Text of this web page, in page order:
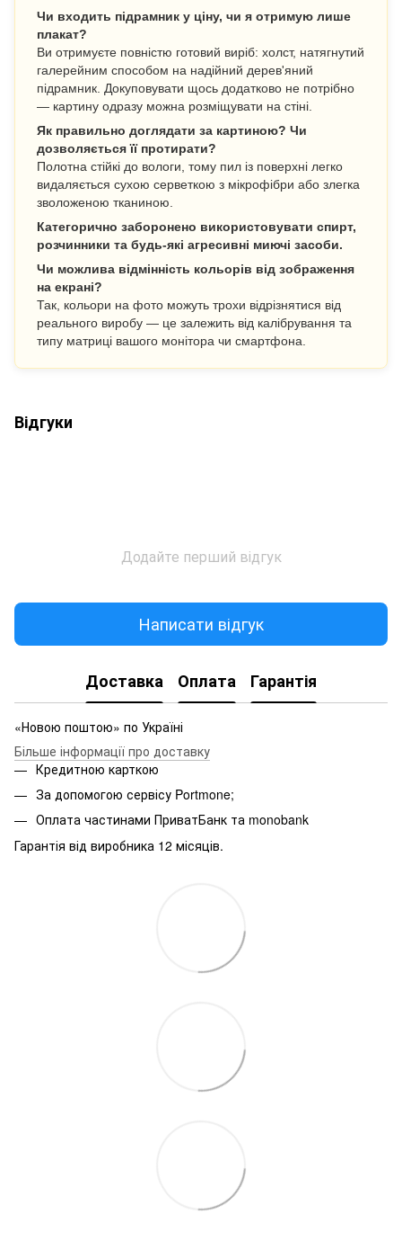
Чи входить підрамник у ціну, чи я отримую лише
плакат?
Ви отримуєте повністю готовий виріб: холст, натягнутий
галерейним способом на надійний дерев'яний
підрамник. Докуповувати щось додатково не потрібно
— картину одразу можна розміщувати на стіні.
Як правильно доглядати за картиною? Чи
дозволяється її протирати?
Полотна стійкі до вологи, тому пил із поверхні легко
видаляється сухою серветкою з мікрофібри або злегка
зволоженою тканиною.
Категорично заборонено використовувати спирт,
розчинники та будь-які агресивні миючі засоби.
Чи можлива відмінність кольорів від зображення
на екрані?
Так, кольори на фото можуть трохи відрізнятися від
реального виробу — це залежить від калібрування та
типу матриці вашого монітора чи смартфона.
Відгуки
Додайте перший відгук
Написати відгук
Доставка Оплата Гарантія
«Новою поштою» по Україні
Більше інформації про доставку
Кредитною карткою
За допомогою сервісу Portmone;
Оплата частинами ПриватБанк та monobank
Гарантія від виробника 12 місяців.